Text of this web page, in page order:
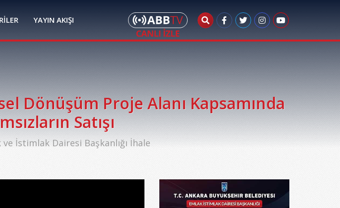
YAYIN AKIŞI
Dönüşüm Proje Alanı Kapsamında
Satışı
ve İstimlak Dairesi Başkanlığı İhale